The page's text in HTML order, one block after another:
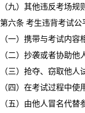
（九）其他违反考场
第六条 考生违背考试
（一）携带与考试内
（二）抄袭或者协助
（三）抢夺、窃取他
（四）在考试过程中使
（五）由他人冒名代替